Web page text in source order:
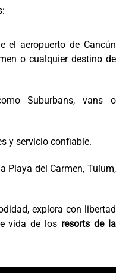
el aeropuerto de Cancún
o cualquier destino de
Suburbans, vans o
y servicio confiable.
Playa del Carmen, Tulum,
explora con libertad
vida de los resorts de la